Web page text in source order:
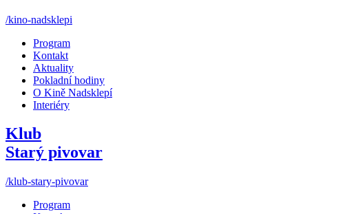
/kino-nadsklepi
Program
Kontakt
Aktuality
Pokladní hodiny
O Kině Nadsklepí
Interiéry
Klub
Starý pivovar
/klub-stary-pivovar
Program